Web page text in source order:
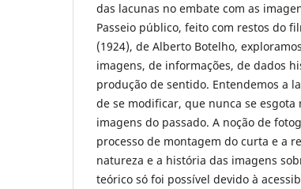
das lacunas no embate com as
Passeio público, feito com restos do
(1924), de Alberto Botelho,
imagens, de informações, de dados
produção de sentido. Entendemos a
de se modificar, que nunca se
imagens do passado. A noção de
processo de montagem do curta e a
natureza e a história das imagens
teórico só foi possível devido à